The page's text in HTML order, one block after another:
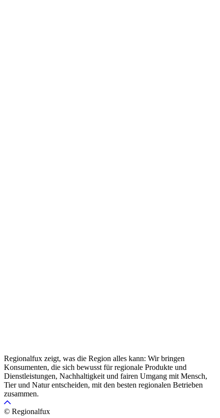
Regionalfux zeigt, was die Region alles kann: Wir bringen
Konsumenten, die sich bewusst für regionale Produkte und
Dienstleistungen, Nachhaltigkeit und fairen Umgang mit Mensch,
Tier und Natur entscheiden, mit den besten regionalen Betrieben
zusammen.
© Regionalfux